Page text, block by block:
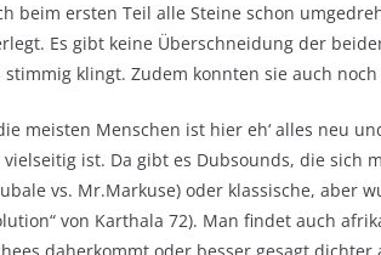
beim ersten Teil alle Steine schon
Es gibt keine Überschneidung der
stimmig klingt. Zudem konnten sie auch
meisten Menschen ist hier eh‘ alles neu
ist. Da gibt es Dubsounds, die sich
vs. Mr.Markuse) oder klassische, aber
von Karthala 72). Man findet auch